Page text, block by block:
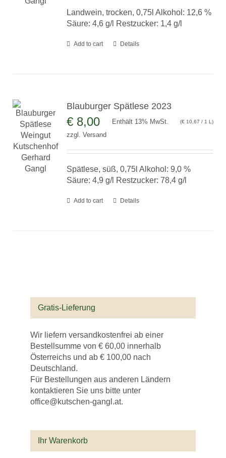
Landwein, trocken, 0,75l Alkohol: 12,6 %
Säure: 4,6 g/l Restzucker: 1,4 g/l
Add to cart Details
Blauburger Spätlese 2023
€ 8,00 Enthält 13% MwSt. (€10,67 / 1 L)
zzgl.Versand
Spätlese, süß, 0,75l Alkohol: 9,0 %
Säure: 4,9 g/l Restzucker: 78,4 g/l
Add to cart Details
Gratis-Lieferung
Wir liefern versandkostenfrei ab einer
Bestellsumme von € 60,00 innerhalb
Österreichs und ab € 100,00 nach
Deutschland.
Für Bestellungen aus anderen Ländern
kontaktieren Sie uns bitte unter
office@kutschen-gangl.at.
Ihr Warenkorb